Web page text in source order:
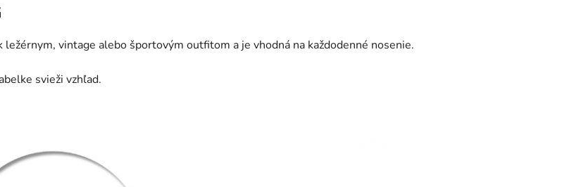
vintage alebo športovým outfitom a je vhodná na každodenné nosenie.
svieži vzhľad.